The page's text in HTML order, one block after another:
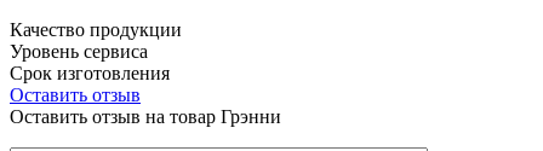
Качество продукции
Уровень сервиса
Срок изготовления
Оставить отзыв
Оставить отзыв на товар Грэнни